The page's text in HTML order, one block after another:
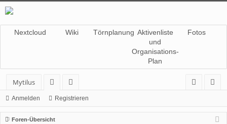
Nextcloud Wiki Törnplanung Aktivenliste
und
Organisations-
Plan
Fotos
Mytilus
or
en
itg
lie
m
ist
Anmelden Registrieren
Foren-Übersicht